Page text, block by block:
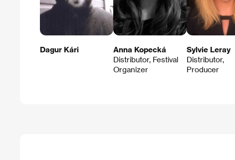
Dagur Kári
Anna Kopecká
Distributor, Festival
Organizer
Sylvie Leray
Distributor,
Producer